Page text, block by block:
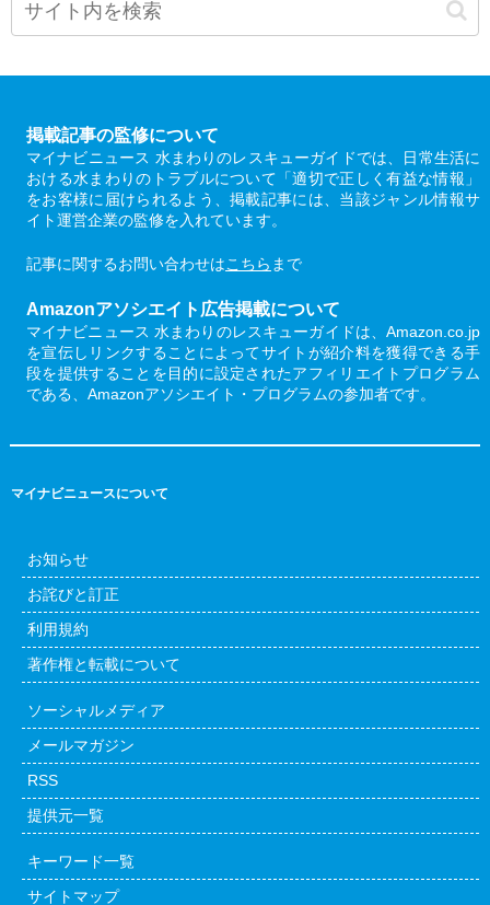
掲載記事の監修について
マイナビニュース 水まわりのレスキューガイドでは、日常生活に
おける水まわりのトラブルについて「適切で正しく有益な情報」
をお客様に届けられるよう、掲載記事には、当該ジャンル情報サ
イト運営企業の監修を入れています。
記事に関するお問い合わせはこちら まで
Amazonアソシエイト広告掲載について
マイナビニュース 水まわりのレスキューガイドは、Amazon.co.jp
を宣伝しリンクすることによってサイトが紹介料を獲得できる手
段を提供することを目的に設定されたアフィリエイトプログラム
である、Amazonアソシエイト・プログラムの参加者です。
マイナビニュースについて
お知らせ
お詫びと訂正
利用規約
著作権と転載について
ソーシャルメディア
メールマガジン
RSS
提供元一覧
キーワード一覧
サイトマップ